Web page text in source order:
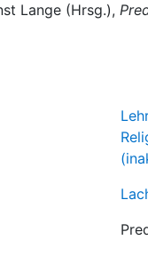
Lange (Hrsg.),